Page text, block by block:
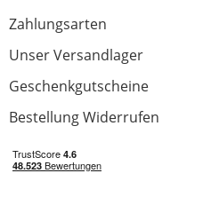
Zahlungsarten
Unser Versandlager
Geschenkgutscheine
Bestellung Widerrufen